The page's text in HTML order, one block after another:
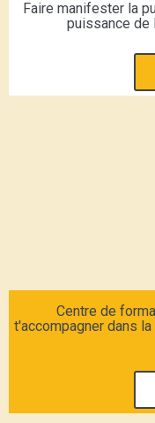
Faire manifester la
puissance de
Centre de
t'accompagner dans